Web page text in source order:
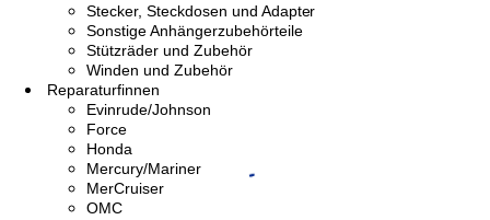
Stecker, Steckdosen und Adapter
Sonstige Anhängerzubehörteile
Stützräder und Zubehör
Winden und Zubehör
Reparaturfinnen
Evinrude/Johnson
Force
Honda
Mercury/Mariner
MerCruiser
OMC